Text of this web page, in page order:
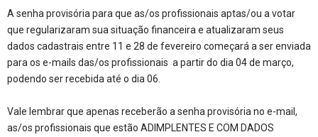
A senha provisória para que as/os profissionais aptas/ou a votar
que regularizaram sua situação financeira e atualizaram seus
dados cadastrais entre 11 e 28 de fevereiro começará a ser enviada
para os e-mails das/os profissionais a partir do dia 04 de março,
podendo ser recebida até o dia 06.
Vale lembrar que apenas receberão a senha provisória no e-mail,
as/os profissionais que estão ADIMPLENTES E COM DADOS